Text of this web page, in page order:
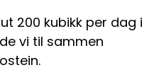
200 kubikk per dag i
vi til sammen